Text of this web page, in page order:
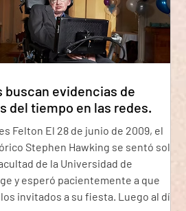
podría ser materia oscura. Los
han sabido durante casi dos
que hay un resplan
buscan evidencias de
del tiempo en las redes.
Felton El 28 de junio de 2009, el
Stephen Hawking se sentó solo
de la Universidad de
y esperó pacientemente a que
invitados a su fiesta. Luego al día